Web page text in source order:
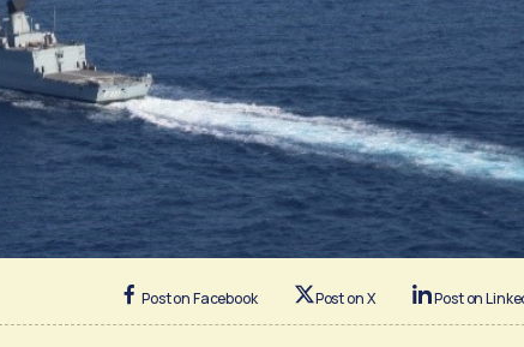
Post on Facebook Post on X Post on